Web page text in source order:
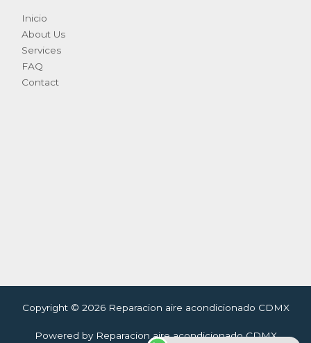
Inicio
About Us
Services
FAQ
Contact
Copyright © 2026 Reparacion aire acondicionado CDMX
Powered by Reparacion aire acondicionado CDMX